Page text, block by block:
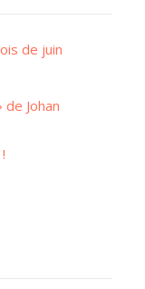
de juin
Johan